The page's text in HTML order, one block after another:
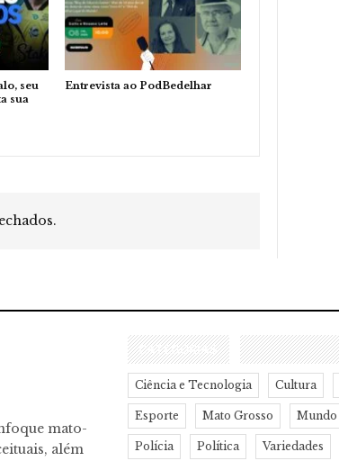
seu
sua
Entrevista ao PodBedelhar
mato-
além
CATEGORIAS
Ciência e Tecnologia Cultura
Esporte Mato Grosso Mundo
Polícia Política Variedades